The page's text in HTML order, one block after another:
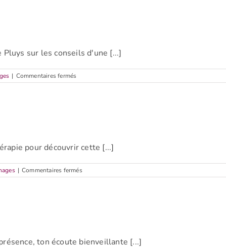
Pluys sur les conseils d'une [...]
| Commentaires ferméssur
Daphné
pour découvrir cette [...]
| Commentaires ferméssur
Marie
ton écoute bienveillante [...]